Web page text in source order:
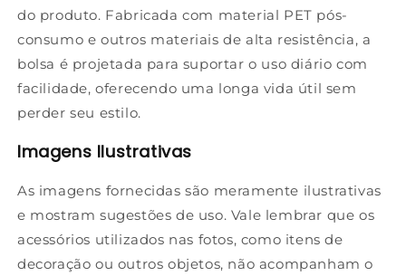
do produto. Fabricada com material PET pós-
consumo e outros materiais de alta resistência, a
bolsa é projetada para suportar o uso diário com
facilidade, oferecendo uma longa vida útil sem
perder seu estilo.
Imagens Ilustrativas
As imagens fornecidas são meramente ilustrativas
e mostram sugestões de uso. Vale lembrar que os
acessórios utilizados nas fotos, como itens de
decoração ou outros objetos, não acompanham o